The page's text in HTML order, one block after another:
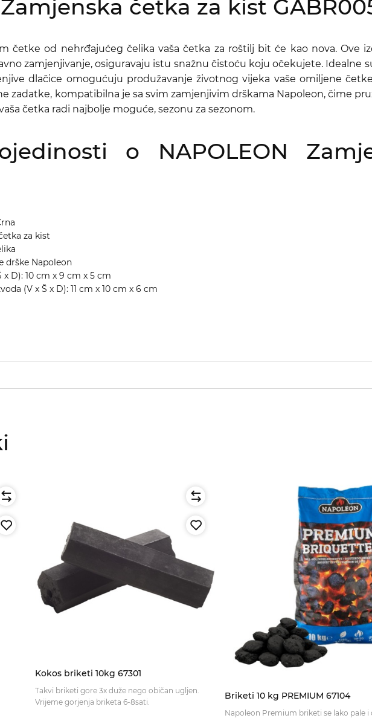
četka za kist
četke od nehrđajućeg čelika vaša četka za roštilj bit će kao nova. Ove
zamjenjivanje, osiguravaju istu snažnu čistoću koju očekujete. Idealne
dlačice omogućuju produžavanje životnog vijeka vaše omiljene
zadatke, kompatibilna je sa svim zamjenjivim drškama Napoleon, čime
četka radi najbolje moguće, sezonu za sezonom.
o NAPOLEON
za kist
drške Napoleon
D): 10 cm x 9 cm x 5 cm
(V x Š x D): 11 cm x 10 cm x 6 cm
Kokos briketi 10kg 67301
Takvi briketi gore 3x duže nego običan ugljen.
Vrijeme gorjenja briketa 6-8sati.
Briketi 10 kg PREMIUM 67104
Napoleon Premium briketi se lako pale i